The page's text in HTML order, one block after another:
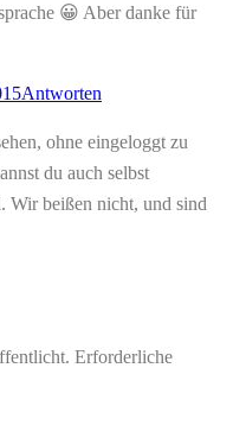
😀 Aber danke für
Antworten
ohne eingeloggt zu
du auch selbst
Wir beißen nicht, und sind
Erforderliche